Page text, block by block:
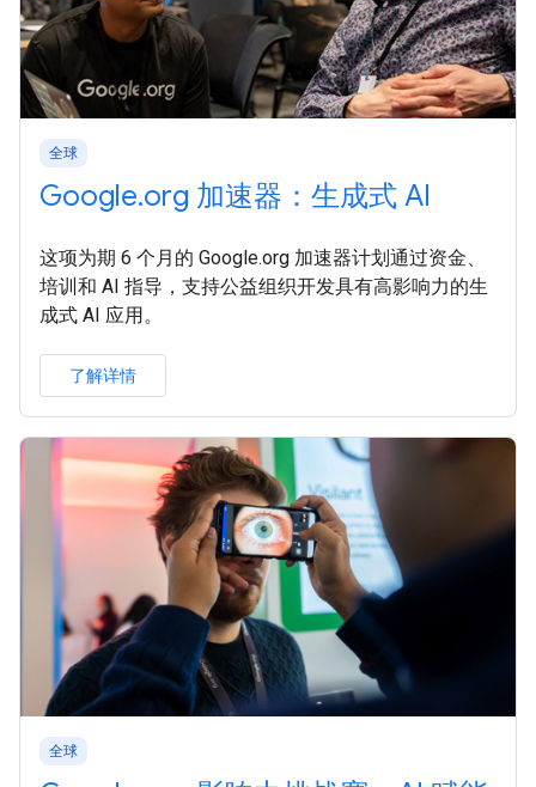
全球
Google.org 加速器：生成式 AI
这项为期 6 个月的 Google.org 加速器计划通过资金、
培训和 AI 指导，支持公益组织开发具有高影响力的生
成式 AI 应用。
了解详情
全球